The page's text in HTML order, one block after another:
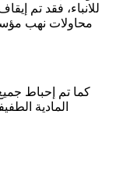
للانباء، فقد تم
محاولات نهب
كما تم إحباط
المادية